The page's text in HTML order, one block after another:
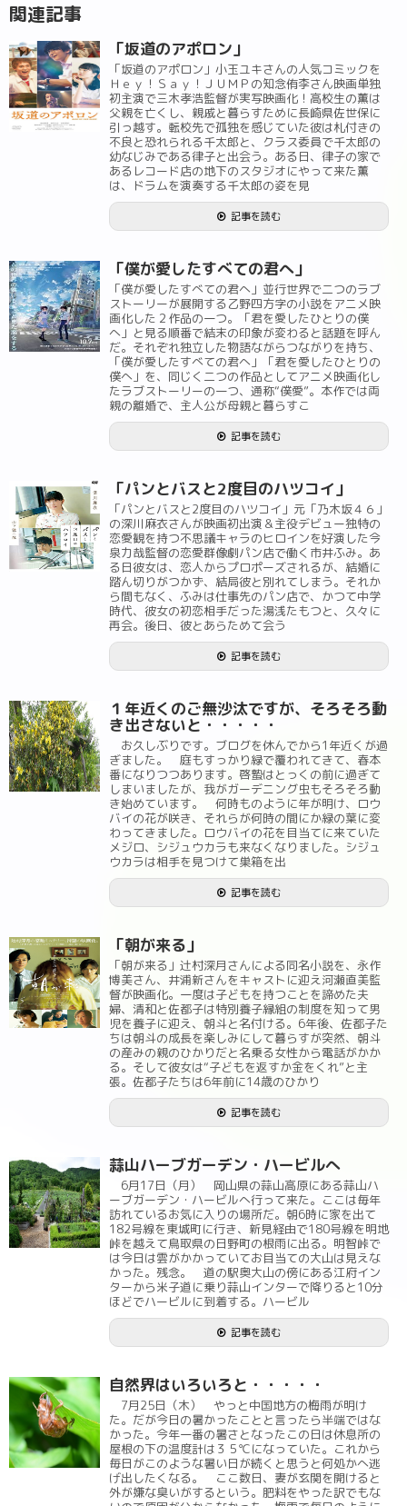
関連記事
「坂道のアポロン」
「坂道のアポロン」小玉ユキさんの人気コミックを
Ｈｅｙ！Ｓａｙ！ＪＵＭＰの知念侑李さん映画単独
初主演で三木孝浩監督が実写映画化！高校生の薫は
父親を亡くし、親戚と暮らすために長崎県佐世保に
引っ越す。転校先で孤独を感じていた彼は札付きの
不良と恐れられる千太郎と、クラス委員で千太郎の
幼なじみである律子と出会う。ある日、律子の家で
あるレコード店の地下のスタジオにやって来た薫
は、ドラムを演奏する千太郎の姿を見
記事を読む
「僕が愛したすべての君へ」
「僕が愛したすべての君へ」並行世界で二つのラブ
ストーリーが展開する乙野四方字の小説をアニメ映
画化した２作品の一つ。「君を愛したひとりの僕
へ」と見る順番で結末の印象が変わると話題を呼ん
だ。それぞれ独立した物語ながらつながりを持ち、
「僕が愛したすべての君へ」「君を愛したひとりの
僕へ」を、同じく二つの作品としてアニメ映画化し
たラブストーリーの一つ、通称“僕愛”。本作では両
親の離婚で、主人公が母親と暮らすこ
記事を読む
「パンとバスと2度目のハツコイ」
「パンとバスと2度目のハツコイ」元「乃木坂４６」
の深川麻衣さんが映画初出演＆主役デビュー独特の
恋愛観を持つ不思議キャラのヒロインを好演した今
泉力哉監督の恋愛群像劇パン店で働く市井ふみ。あ
る日彼女は、恋人からプロポーズされるが、結婚に
踏ん切りがつかず、結局彼と別れてしまう。それか
ら間もなく、ふみは仕事先のパン店で、かつて中学
時代、彼女の初恋相手だった湯浅たもつと、久々に
再会。後日、彼とあらためて会う
記事を読む
１年近くのご無沙汰ですが、そろそろ動
き出さないと・・・・・
お久しぶりです。ブログを休んでから1年近くが過
ぎました。 庭もすっかり緑で覆われてきて、春本
番になりつつあります。啓蟄はとっくの前に過ぎて
しまいましたが、我がガーデニング虫もそろそろ動
き始めています。 何時ものように年が明け、ロウ
バイの花が咲き、それらが何時の間にか緑の葉に変
わってきました。ロウバイの花を目当てに来ていた
メジロ、シジュウカラも来なくなりました。シジュ
ウカラは相手を見つけて巣箱を出
記事を読む
「朝が来る」
「朝が来る」辻村深月さんによる同名小説を、永作
博美さん、井浦新さんをキャストに迎え河瀬直美監
督が映画化。一度は子どもを持つことを諦めた夫
婦、清和と佐都子は特別養子縁組の制度を知って男
児を養子に迎え、朝斗と名付ける。6年後、佐都子た
ちは朝斗の成長を楽しみにして暮らすが突然、朝斗
の産みの親のひかりだと名乗る女性から電話がかか
る。そして彼女は“子どもを返すか金をくれ”と主
張。佐都子たちは6年前に14歳のひかり
記事を読む
蒜山ハーブガーデン・ハービルへ
6月17日（月） 岡山県の蒜山高原にある蒜山ハ
ーブガーデン・ハービルへ行って来た。ここは毎年
訪れているお気に入りの場所だ。朝6時に家を出て
182号線を東城町に行き、新見経由で180号線を明地
峠を越えて鳥取県の日野町の根雨に出る。明智峠で
は今日は雲がかかっていてお目当ての大山は見えな
かった。残念。 道の駅奥大山の傍にある江府イン
ターから米子道に乗り蒜山インターで降りると10分
ほどでハービルに到着する。ハービル
記事を読む
自然界はいろいろと・・・・・
7月25日（木） やっと中国地方の梅雨が明け
た。だが今日の暑かったことと言ったら半端ではな
かった。今年一番の暑さとなったこの日は休息所の
屋根の下の温度計は３５℃になっていた。これから
毎日がこのような暑い日が続くと思うと何処かへ逃
げ出したくなる。 ここ数日、妻が玄関を開けると
外が嫌な臭いがするという。肥料をやった訳でもな